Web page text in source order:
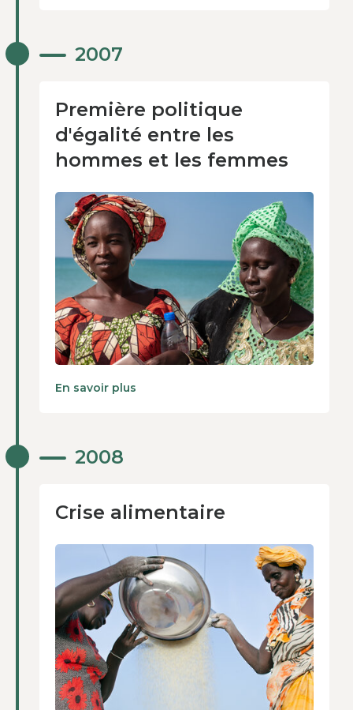
2007
Première politique
d'égalité entre les
hommes et les femmes
En savoir plus
2008
Crise alimentaire